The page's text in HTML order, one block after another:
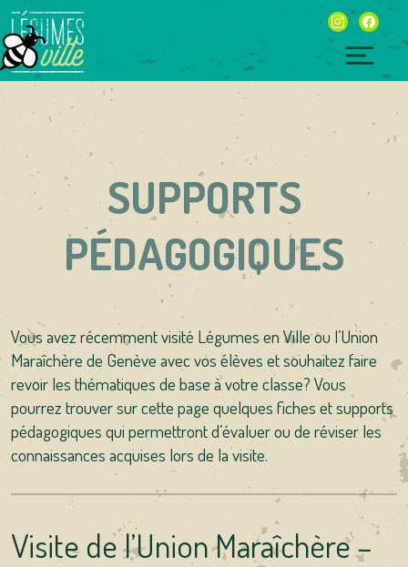
Skip
to
content
instagram
SUPPORTS
PÉDAGOGIQUES
Vous avez récemment visité Légumes en Ville ou l’Union
Maraîchère de Genève avec vos élèves et souhaitez faire
revoir les thématiques de base à votre classe? Vous
pourrez trouver sur cette page quelques fiches et supports
pédagogiques qui permettront d’évaluer ou de réviser les
connaissances acquises lors de la visite.
Visite de l’Union Maraîchère –